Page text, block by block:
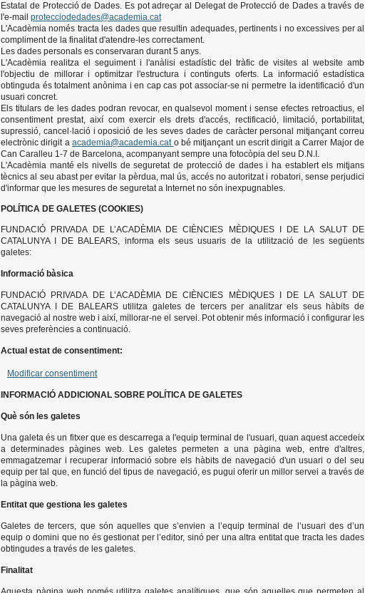
Estatal de Protecció de Dades. Es pot adreçar al Delegat de Protecció de Dades a través de
l'e-mail protecciodedades@academia.cat
L'Acadèmia només tracta les dades que resultin adequades, pertinents i no excessives per al
compliment de la finalitat d'atendre-les correctament.
Les dades personals es conservaran durant 5 anys.
L'Acadèmia realitza el seguiment i l'anàlisi estadístic del tràfic de visites al website amb
l'objectiu de millorar i optimitzar l'estructura i continguts oferts. La informació estadística
obtinguda és totalment anònima i en cap cas pot associar-se ni permetre la identificació d'un
usuari concret.
Els titulars de les dades podran revocar, en qualsevol moment i sense efectes retroactius, el
consentiment prestat, així com exercir els drets d'accés, rectificació, limitació, portabilitat,
supressió, cancel·lació i oposició de les seves dades de caràcter personal mitjançant correu
electrònic dirigit aacademia@academia.cat o bé mitjançant un escrit dirigit a Carrer Major de
Can Caralleu 1-7 de Barcelona, acompanyant sempre una fotocòpia del seu D.N.I.
L'Acadèmia manté els nivells de seguretat de protecció de dades i ha establert els mitjans
tècnics al seu abast per evitar la pèrdua, mal ús, accés no autoritzat i robatori, sense perjudici
d'informar que les mesures de seguretat a Internet no són inexpugnables.
POLÍTICA DE GALETES (COOKIES)
FUNDACIÓ PRIVADA DE L’ACADÈMIA DE CIÈNCIES MÈDIQUES I DE LA SALUT DE
CATALUNYA I DE BALEARS, informa els seus usuaris de la utilització de les següents
galetes:
Informació bàsica
FUNDACIÓ PRIVADA DE L’ACADÈMIA DE CIÈNCIES MÈDIQUES I DE LA SALUT DE
CATALUNYA I DE BALEARS utilitza galetes de tercers per analitzar els seus hàbits de
navegació al nostre web i així, millorar-ne el servei. Pot obtenir més informació i configurar les
seves preferències a continuació.
Actual estat de consentiment:
Modificar consentiment
INFORMACIÓ ADDICIONAL SOBRE POLÍTICA DE GALETES
Què són les galetes
Una galeta és un fitxer que es descarrega a l'equip terminal de l'usuari, quan aquest accedeix
a determinades pàgines web. Les galetes permeten a una pàgina web, entre d'altres,
emmagatzemar i recuperar informació sobre els hàbits de navegació d'un usuari o del seu
equip per tal que, en funció del tipus de navegació, es pugui oferir un millor servei a través de
la pàgina web.
Entitat que gestiona les galetes
Galetes de tercers, que són aquelles que s’envien a l’equip terminal de l’usuari des d’un
equip o domini que no és gestionat per l’editor, sinó per una altra entitat que tracta les dades
obtingudes a través de les galetes.
Finalitat